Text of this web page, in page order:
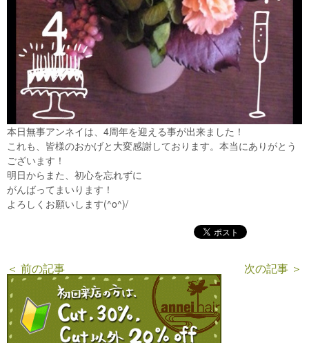
本日無事アンネイは、4周年を迎える事が出来ました！
これも、皆様のおかげと大変感謝しております。本当にありがとう
ございます！
明日からまた、初心を忘れずに
がんばってまいります！
よろしくお願いします(^o^)/
＜ 前の記事 次の記事 ＞